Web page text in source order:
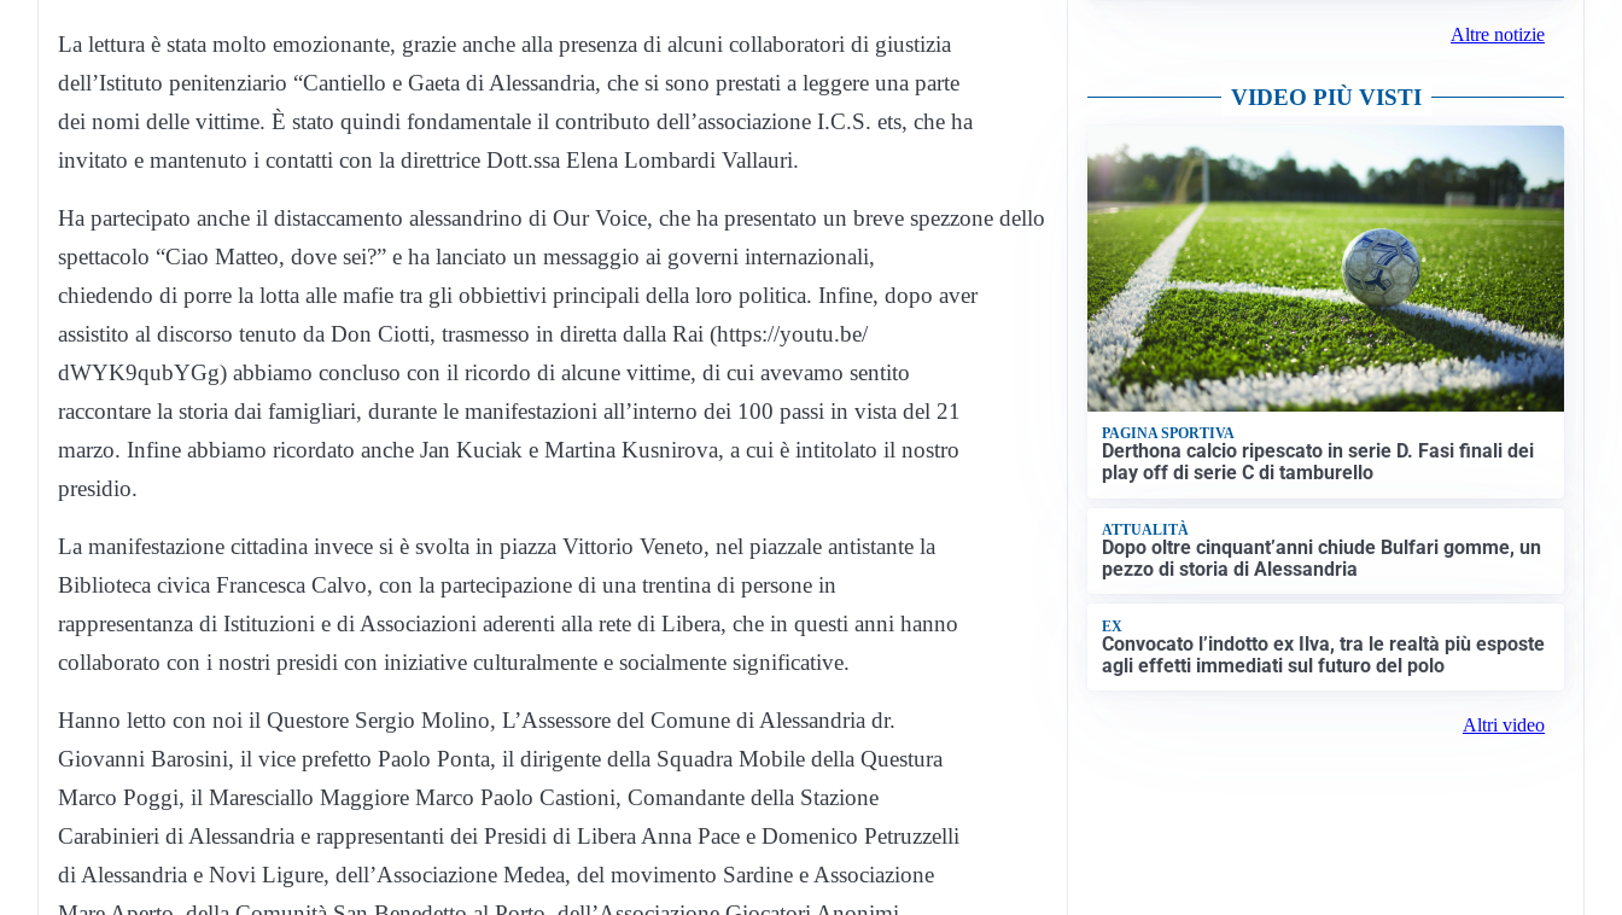
La lettura è stata molto emozionante, grazie anche alla presenza di alcuni collaboratori di giustizia
dell’Istituto penitenziario “Cantiello e Gaeta di Alessandria, che si sono prestati a leggere una parte
dei nomi delle vittime. È stato quindi fondamentale il contributo dell’associazione I.C.S. ets, che ha
invitato e mantenuto i contatti con la direttrice Dott.ssa Elena Lombardi Vallauri.
Ha partecipato anche il distaccamento alessandrino di Our Voice, che ha presentato un breve spezzone dello
spettacolo “Ciao Matteo, dove sei?” e ha lanciato un messaggio ai governi internazionali,
chiedendo di porre la lotta alle mafie tra gli obbiettivi principali della loro politica. Infine, dopo aver
assistito al discorso tenuto da Don Ciotti, trasmesso in diretta dalla Rai (https://youtu.be/
dWYK9qubYGg) abbiamo concluso con il ricordo di alcune vittime, di cui avevamo sentito
raccontare la storia dai famigliari, durante le manifestazioni all’interno dei 100 passi in vista del 21
marzo. Infine abbiamo ricordato anche Jan Kuciak e Martina Kusnirova, a cui è intitolato il nostro
presidio.
La manifestazione cittadina invece si è svolta in piazza Vittorio Veneto, nel piazzale antistante la
Biblioteca civica Francesca Calvo, con la partecipazione di una trentina di persone in
rappresentanza di Istituzioni e di Associazioni aderenti alla rete di Libera, che in questi anni hanno
collaborato con i nostri presidi con iniziative culturalmente e socialmente significative.
Hanno letto con noi il Questore Sergio Molino, L’Assessore del Comune di Alessandria dr.
Giovanni Barosini, il vice prefetto Paolo Ponta, il dirigente della Squadra Mobile della Questura
Marco Poggi, il Maresciallo Maggiore Marco Paolo Castioni, Comandante della Stazione
Carabinieri di Alessandria e rappresentanti dei Presidi di Libera Anna Pace e Domenico Petruzzelli
di Alessandria e Novi Ligure, dell’Associazione Medea, del movimento Sardine e Associazione
Altre notizie
VIDEO PIÙ VISTI
PAGINA SPORTIVA
Derthona calcio ripescato in serie D. Fasi finali dei
play off di serie C di tamburello
ATTUALITÀ
Dopo oltre cinquant’anni chiude Bulfari gomme, un
pezzo di storia di Alessandria
EX
Convocato l’indotto ex Ilva, tra le realtà più esposte
agli effetti immediati sul futuro del polo
Altri video